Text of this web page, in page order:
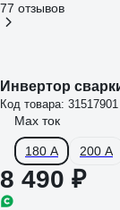
77 отзывов
Инвертор
Код товара: 31517901
Max ток
180 А 200 А
8 490 ₽